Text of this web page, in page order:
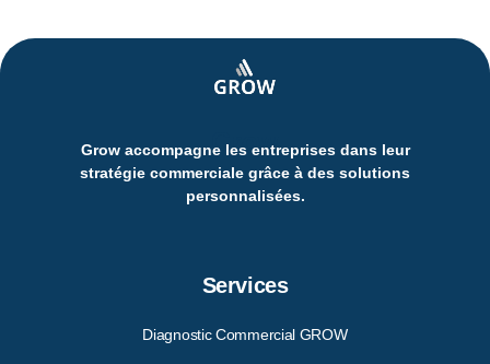
Grow
Grow accompagne les entreprises dans leur
stratégie commerciale grâce à des solutions
personnalisées.
Services
Diagnostic Commercial GROW